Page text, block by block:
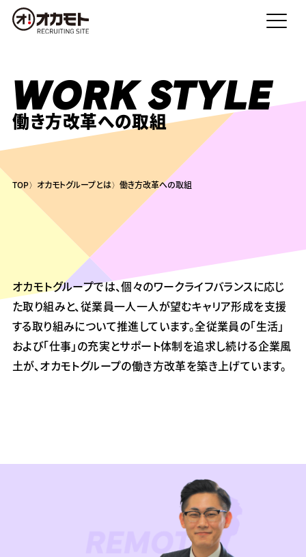
WORK STYLE
働き方改革への取組
TOP オカモトグループとは 働き方改革への取組
オカモトグループでは、個々のワークライフバランスに応じ
た取り組みと、従業員一人一人が望むキャリア形成を支援
する取り組みについて推進しています。全従業員の「生活」
および「仕事」の充実とサポート体制を追求し続ける企業風
土が、オカモトグループの働き方改革を築き上げています。